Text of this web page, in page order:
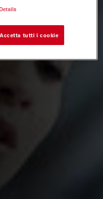
Accetta tutti i cookie